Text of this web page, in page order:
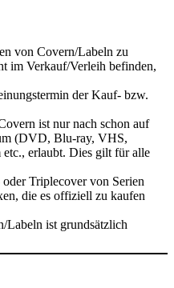
von Covern/Labeln zu
im Verkauf/Verleih befinden,
der Kauf- bzw.
ist nur nach schon auf
(DVD, Blu-ray, VHS,
etc., erlaubt. Dies gilt für alle
Triplecover von Serien
die es offiziell zu kaufen
ist grundsätzlich